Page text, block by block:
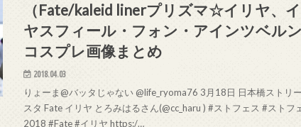
（Fate/kaleid linerプリズマ☆イリヤ、
ヤスフィール・フォン・アインツベルン
コスプレ画像まとめ
2018.04.03
りょーま@バッタじゃない @life_ryoma76 3月18日 日本橋ストリ
スタ Fate イリヤ とろみはるさん(@cc_haru ) #ストフェス #ストフ
2018 #Fate #イリヤ https:/…